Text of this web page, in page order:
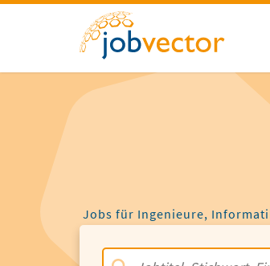
Jobs für Ingenieure,